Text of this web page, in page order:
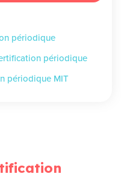
périodique
périodique
périodique MIT